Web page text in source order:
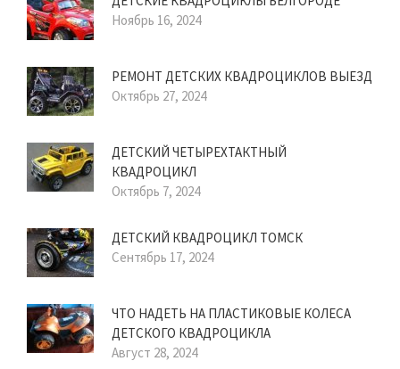
Ноябрь 16, 2024
РЕМОНТ ДЕТСКИХ КВАДРОЦИКЛОВ ВЫЕЗД
Октябрь 27, 2024
ДЕТСКИЙ ЧЕТЫРЕХТАКТНЫЙ
КВАДРОЦИКЛ
Октябрь 7, 2024
ДЕТСКИЙ КВАДРОЦИКЛ ТОМСК
Сентябрь 17, 2024
ЧТО НАДЕТЬ НА ПЛАСТИКОВЫЕ КОЛЕСА
ДЕТСКОГО КВАДРОЦИКЛА
Август 28, 2024